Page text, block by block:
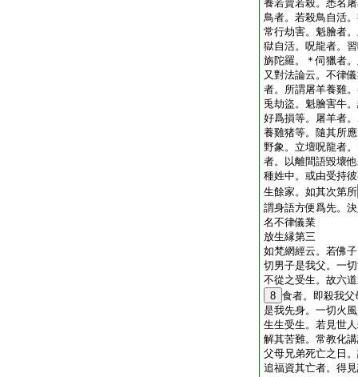
養若賣若殺。悉名
鳥者。若殺鳥自活
常行劫害。魁膾者
獄自活。呪龍者。
旃陀羅。＊伺獵者
又對法論云。不律
者。所謂屠羊養雞
兎劫盜。魁膾害牛
好爲損等。屠羊者
養雞猪等。隨其所
野象。立壇呪龍者
者。以離間語毀壞
種姓中。或由受持
生餘家。如其次第所
謂身語方便爲先。
名不律儀業
放生縁第三
如梵網經云。若佛
切男子是我父。一
不從之受生。故六
8 食者。即殺我
是我先身。一切火
生生受生。若見世
解其苦難。常教化
父母兄弟死亡之日
追福資其亡者。得